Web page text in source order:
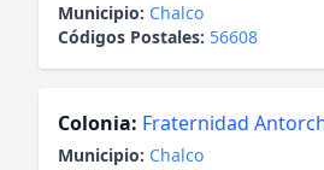
Municipio: Chalco
Códigos Postales: 56608
Colonia: Fraternidad
Municipio: Chalco